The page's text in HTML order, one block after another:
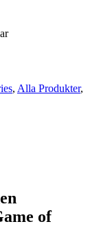
, Alla Produkter,
of